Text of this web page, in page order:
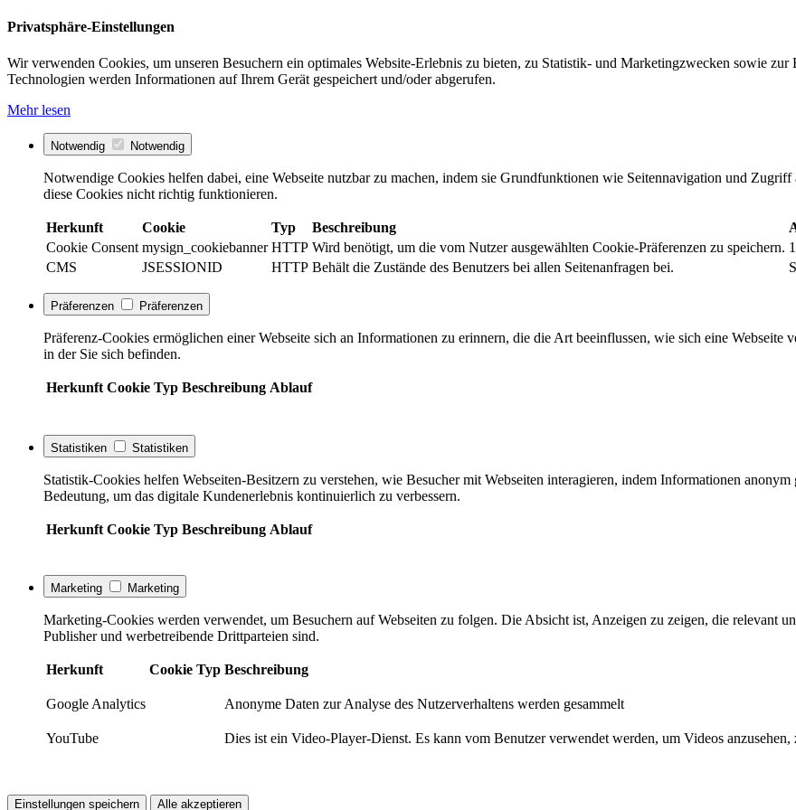
Privatsphäre-Einstellungen
Wir verwenden Cookies, um unseren Besuchern ein optimales Website-Erlebnis zu bieten, zu Statistik- und Marketingzwecken sowie
Technologien werden Informationen auf Ihrem Gerät gespeichert und/oder abgerufen.
Mehr lesen
Notwendig Notwendig
Notwendige Cookies helfen dabei, eine Webseite nutzbar zu machen, indem sie Grundfunktionen wie Seitennavigation und
diese Cookies nicht richtig funktionieren.
Herkunft Cookie Typ Beschreibung
Cookie Consent mysign_cookiebanner HTTP Wird benötigt, um die vom Nutzer ausgewählten Cookie-Präferenzen zu speichern.
CMS
JSESSIONID HTTP Behält die Zustände des Benutzers bei allen Seitenanfragen bei.
Präferenzen Präferenzen
Präferenz-Cookies ermöglichen einer Webseite sich an Informationen zu erinnern, die die Art beeinflussen, wie sich eine
in der Sie sich befinden.
Herkunft Cookie Typ Beschreibung Ablauf
Statistiken Statistiken
Statistik-Cookies helfen Webseiten-Besitzern zu verstehen, wie Besucher mit Webseiten interagieren, indem Informationen
Bedeutung, um das digitale Kundenerlebnis kontinuierlich zu verbessern.
Herkunft Cookie Typ Beschreibung Ablauf
Marketing Marketing
Marketing-Cookies werden verwendet, um Besuchern auf Webseiten zu folgen. Die Absicht ist, Anzeigen zu zeigen, die relevant
Publisher und werbetreibende Drittparteien sind.
Herkunft Cookie Typ Beschreibung
Google Analytics Anonyme Daten zur Analyse des Nutzerverhaltens werden gesammelt
YouTube Dies ist ein Video-Player-Dienst. Es kann vom Benutzer verwendet werden, um Videos
Einstellungen speichern Alle akzeptieren